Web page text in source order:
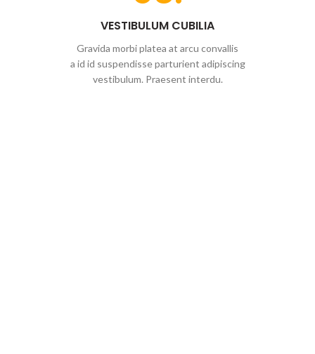
VESTIBULUM CUBILIA
Gravida morbi platea at arcu convallis
a id id suspendisse parturient adipiscing
vestibulum. Praesent interdu.